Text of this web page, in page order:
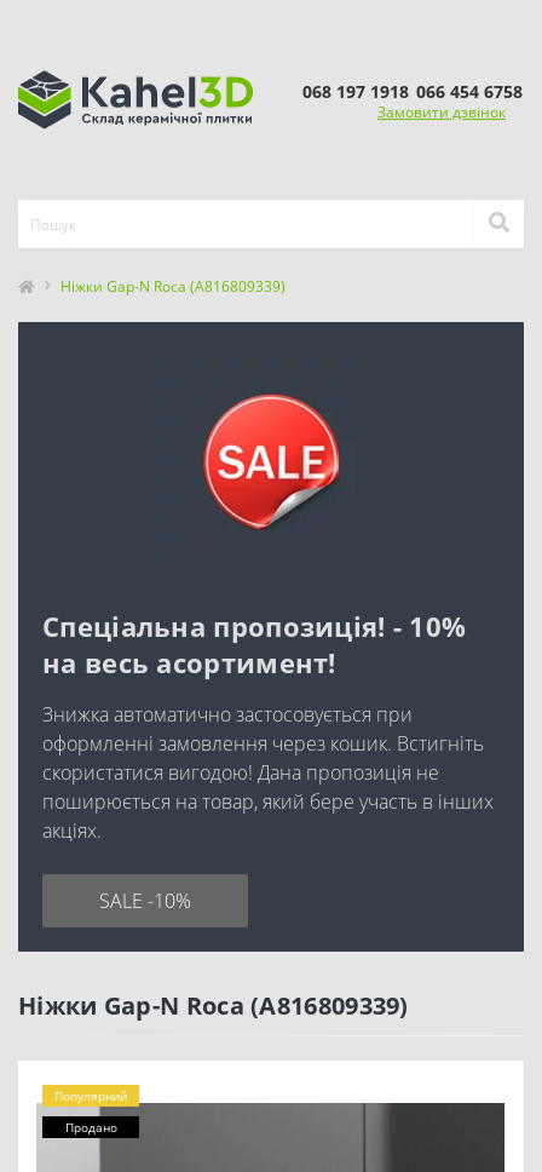
068 197 1918 066 454 6758
Замовити дзвінок
Ніжки Gap-N Roca (A816809339)
Спеціальна пропозиція! - 10%
на весь асортимент!
Знижка автоматично застосовується при
оформленні замовлення через кошик. Встигніть
скористатися вигодою! Дана пропозиція не
поширюється на товар, який бере участь в інших
акціях.
SALE -10%
Ніжки Gap-N Roca (A816809339)
Популярний
Продано